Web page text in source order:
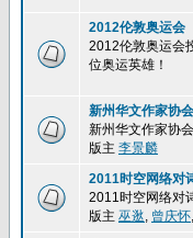
2012伦敦奥运会
2012伦敦奥运会
位奥运英雄！
新州华文作家协会
新州华文作家协
版主 李景麟
2011时空网络对
2011时空网络对
版主 巫逖, 曾庆怀,